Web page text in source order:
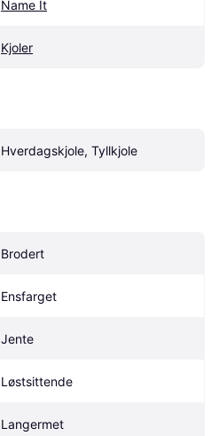
Name It
Kjoler
Hverdagskjole, Tyllkjole
Brodert
Ensfarget
Jente
Løstsittende
Langermet